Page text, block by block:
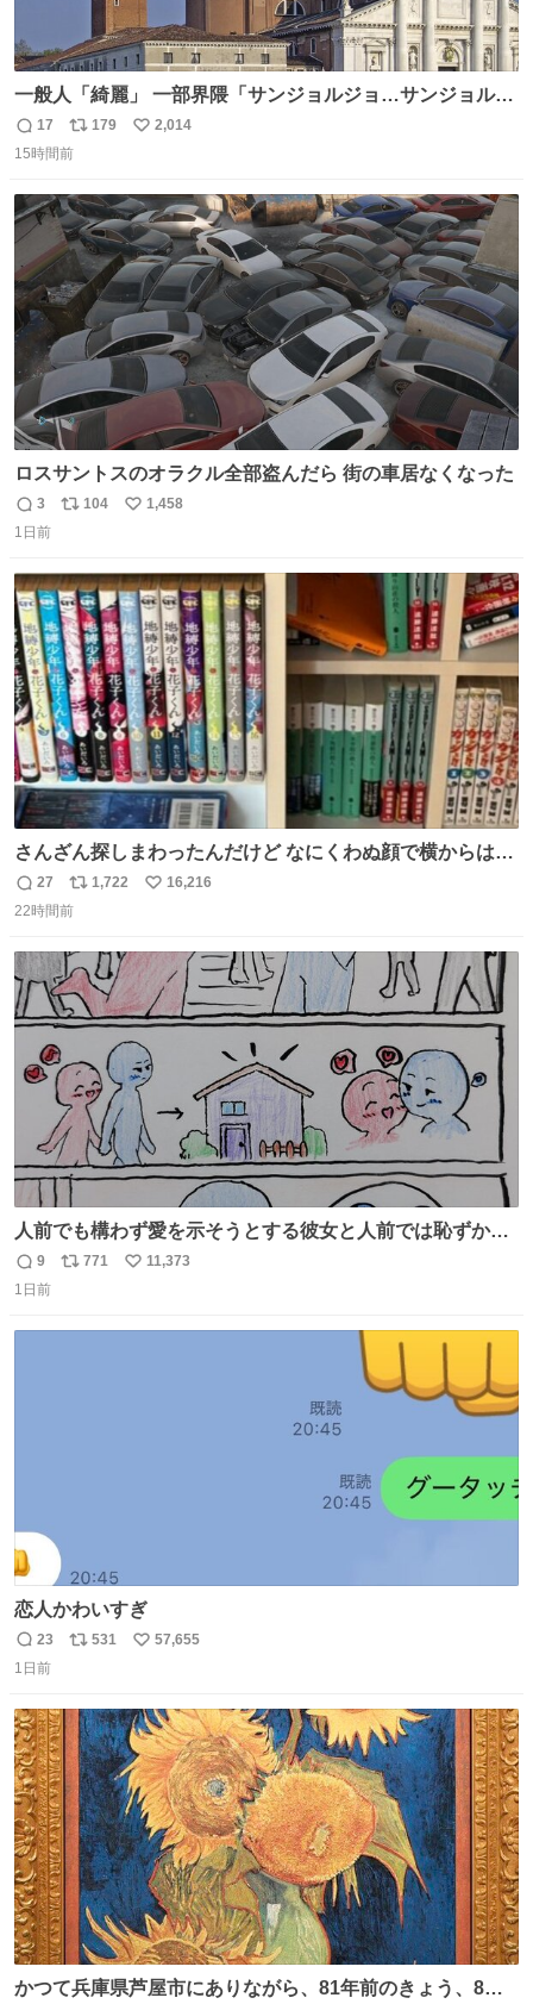
一般人「綺麗」 一部界隈「サンジョルジョ…サンジョルジ
ョマ…ジョルノジョバァーナ！！』
返
信
17
リ
ポ
ト
数
179
い
数
2,014
15時間前
ロスサントスのオラクル全部盗んだら 街の車居なくなった
返
信
3
リ
ト
数
104
い
数
1,458
1日前
さんざん探しまわったんだけど なにくわぬ顔で横からはえ
てた
返
信
27
リ
ポ
ト
数
1,722
い
数
16,216
22時間前
人前でも構わず愛を示そうとする彼女と人前では恥ずかし
いけど彼女を死ぬほど愛している彼氏 同士いませんか✋️
返
信
9
リ
771
い
11,373
1日前
恋人かわいすぎ
返
信
23
リ
ト
数
531
い
数
57,655
1日前
かつて兵庫県芦屋市にありながら、81年前のきょう、8月6